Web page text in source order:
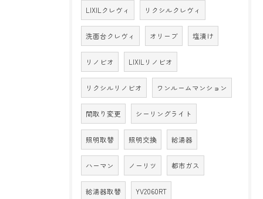
LIXILクレヴィ リクシルクレヴィ
洗面台クレヴィ オリーブ 塩漬け
リノビオ LIXILリノビオ
リクシルリノビオ ワンルームマンション
間取り変更 シーリングライト
照明取替 照明交換 給湯器
ハーマン ノーリツ 都市ガス
給湯器取替 YV2060RT